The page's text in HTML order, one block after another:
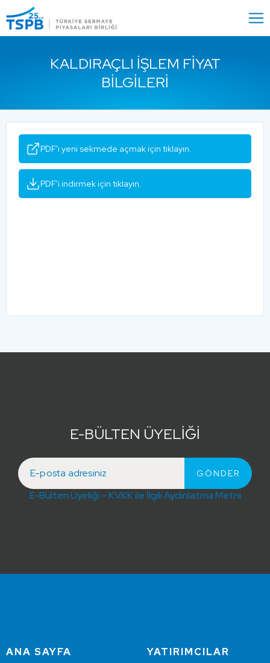
Close
KALDIRAÇLI İŞLEM FIYAT
BILGILERI
PDF'i yeni sekmede açmak için tıklayın.
PDF'i indirmek için tıklayın.
E-BÜLTEN ÜYELİĞİ
E-Bülten Üyeliği – KVKK ile İlgili Aydınlatma Metni
ANA SAYFA
YATIRIMCILAR